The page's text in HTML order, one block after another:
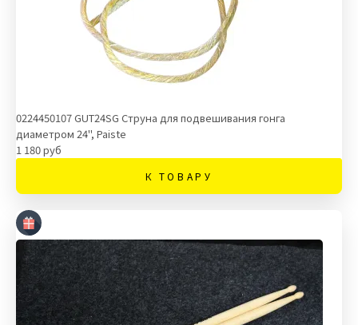
0224450107 GUT24SG Струна для подвешивания гонга
диаметром 24", Paiste
1 180 руб
К ТОВАРУ